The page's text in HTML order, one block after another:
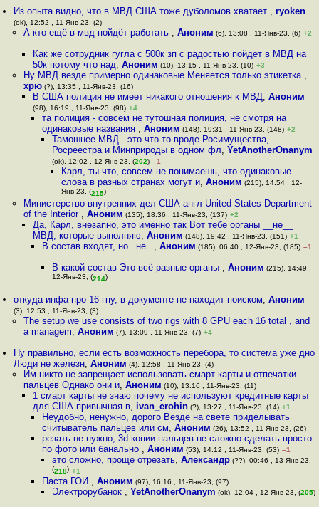
Из опыта видно, что в МВД США тоже дуболомов хватает ,ryoken
(ok), 12:52 , 11-Янв-23, (2)
А кто ещё в мвд пойдёт работать , Аноним (6), 13:08 , 11-Янв-23, (6) +2
Как же сотрудник гугла с 500к зп с радостью пойдет в МВД на
50к потому что над, Аноним (10), 13:15 , 11-Янв-23, (10) +3
Ну МВД везде примерно одинаковые Меняется только этикетка ,
хрю(?), 13:35 , 11-Янв-23, (16)
В США полиция не имеет никакого отношения к МВД, Аноним
(98), 16:19 , 11-Янв-23, (98) +4
та полиция - совсем не тутошная полиция, не смотря на
одинаковые названия ,Аноним (148), 19:31 , 11-Янв-23, (148) +2
Тамошнее МВД - это что-то вроде Росимущества,
Росреестра и Минприроды в одном фл, YetAnotherOnanym
(ok), 12:02 , 12-Янв-23, (202) –1
Карл, ты что, совсем не понимаешь, что одинаковые
слова в разных странах могут и, Аноним (215), 14:54 , 12-
Янв-23, (215)
Министерство внутренних дел США англ United States Department
of the Interior , Аноним (135), 18:36 , 11-Янв-23, (137) +2
Да, Карл, внезапно, это именно так Вот тебе органы __не__
МВД, которые выполняю, Аноним (148), 19:42 , 11-Янв-23, (151) +1
В состав входят, но _не_ ,Аноним (185), 06:40 , 12-Янв-23, (185) –1
В какой состав Это всё разные органы , Аноним (215), 14:49 ,
12-Янв-23, (214)
откуда инфа про 16 гпу, в документе не находит поиском,Аноним
(3), 12:53 , 11-Янв-23, (3)
The setup we use consists of two rigs with 8 GPU each 16 total , and
a managem, Аноним (7), 13:09 , 11-Янв-23, (7) +4
Ну правильно, если есть возможность перебора, то система уже дно
Люди не железн,Аноним (4), 12:58 , 11-Янв-23, (4)
Им никто не запрещает использовать смарт карты и отпечатки
пальцев Однако они и, Аноним (10), 13:16 , 11-Янв-23, (11)
1 смарт карты не знаю почему не используют кредитные карты
для США привычная в, ivan_erohin(?), 13:27 , 11-Янв-23, (14) +1
Неудобно, ненужно, дорого Везде на свете приделывать
считыватель пальцев или см,Аноним (26), 13:52 , 11-Янв-23, (26)
резать не нужно, 3d копии пальцев не сложно сделать просто
по фото или банально ,Аноним (53), 14:12 , 11-Янв-23, (53) –1
это сложно, проще отрезать, Александр(??), 00:46 , 13-Янв-23,
(218) +1
Паста ГОИ ,Аноним (97), 16:16 , 11-Янв-23, (97)
Электрорубанок , YetAnotherOnanym (ok), 12:04 , 12-Янв-23, (205)